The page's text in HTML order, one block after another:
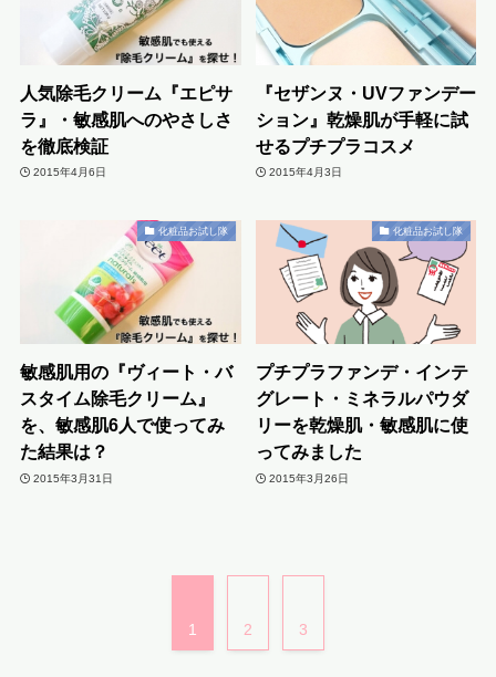
人気除毛クリーム『エピサ
ラ』・敏感肌へのやさしさ
を徹底検証
2015年4月6日
『セザンヌ・UVファンデー
ション』乾燥肌が手軽に試
せるプチプラコスメ
2015年4月3日
化粧品お試し隊
敏感肌用の『ヴィート・バ
スタイム除毛クリーム』
を、敏感肌6人で使ってみ
た結果は？
2015年3月31日
化粧品お試し隊
プチプラファンデ・インテ
グレート・ミネラルパウダ
リーを乾燥肌・敏感肌に使
ってみました
2015年3月26日
1 2 3